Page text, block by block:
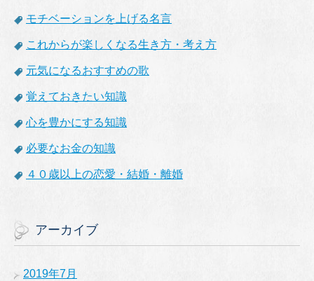
モチベーションを上げる名言
これからが楽しくなる生き方・考え方
元気になるおすすめの歌
覚えておきたい知識
心を豊かにする知識
必要なお金の知識
４０歳以上の恋愛・結婚・離婚
アーカイブ
2019年7月